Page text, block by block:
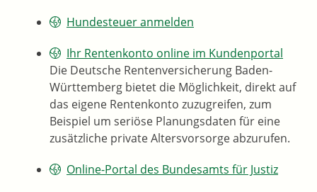
Hundesteuer anmelden
Ihr Rentenkonto online im Kundenportal
Die Deutsche Rentenversicherung Baden-
Württemberg bietet die Möglichkeit, direkt auf
das eigene Rentenkonto zuzugreifen, zum
Beispiel um seriöse Planungsdaten für eine
zusätzliche private Altersvorsorge abzurufen.
Online-Portal des Bundesamts für Justiz